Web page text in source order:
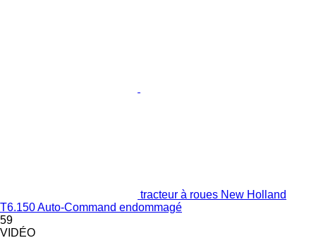
tracteur à roues New Holland
T6.150 Auto-Command endommagé
59
VIDÉO